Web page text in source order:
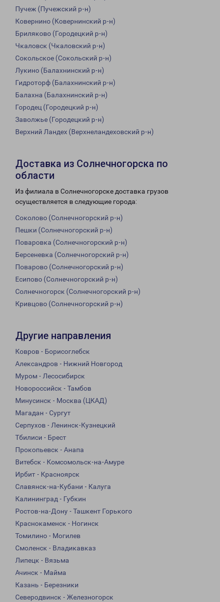
Пучеж (Пучежский р-н)
Ковернино (Ковернинский р-н)
Бриляково (Городецкий р-н)
Чкаловск (Чкаловский р-н)
Сокольское (Сокольский р-н)
Лукино (Балахнинский р-н)
Гидроторф (Балахнинский р-н)
Балахна (Балахнинский р-н)
Городец (Городецкий р-н)
Заволжье (Городецкий р-н)
Верхний Ландех (Верхнеландеховский р-н)
Доставка из Солнечногорска по
области
Из филиала в Солнечногорске доставка грузов
осуществляется в следующие города:
Соколово (Солнечногорский р-н)
Пешки (Солнечногорский р-н)
Поваровка (Солнечногорский р-н)
Берсеневка (Солнечногорский р-н)
Поварово (Солнечногорский р-н)
Есипово (Солнечногорский р-н)
Солнечногорск (Солнечногорский р-н)
Кривцово (Солнечногорский р-н)
Другие направления
Ковров - Борисоглебск
Александров - Нижний Новгород
Муром - Лесосибирск
Новороссийск - Тамбов
Минусинск - Москва (ЦКАД)
Магадан - Сургут
Серпухов - Ленинск-Кузнецкий
Тбилиси - Брест
Прокопьевск - Анапа
Витебск - Комсомольск-на-Амуре
Ирбит - Красноярск
Славянск-на-Кубани - Калуга
Калининград - Губкин
Ростов-на-Дону - Ташкент Горького
Краснокаменск - Ногинск
Томилино - Могилев
Смоленск - Владикавказ
Липецк - Вязьма
Ачинск - Майма
Казань - Березники
Северодвинск - Железногорск